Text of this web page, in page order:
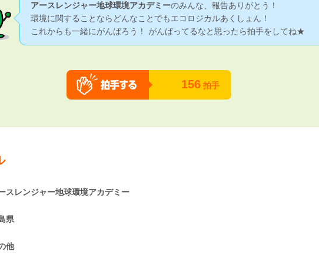
アースレンジャー地球環境アカデミーのみんな、報告ありがとう！
環境に関することならどんなことでもエコロジカルあくしょん！
これからも一緒にがんばろう！ がんばってるなと思ったら拍手をしてね★
156 拍手
スレンジャー地球環境アカデミー
県
他